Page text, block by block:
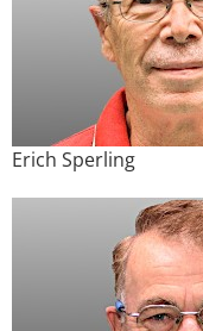
Erich Sperling